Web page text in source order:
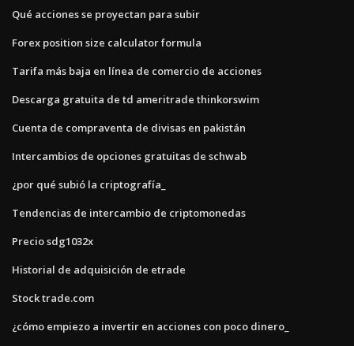
Qué acciones se proyectan para subir
Forex position size calculator formula
Tarifa más baja en línea de comercio de acciones
Descarga gratuita de td ameritrade thinkorswim
Cuenta de compraventa de divisas en pakistán
Intercambios de opciones gratuitas de schwab
¿por qué subió la criptografía_
Tendencias de intercambio de criptomonedas
Precio sdg1032x
Historial de adquisición de etrade
Stock trade.com
¿cómo empiezo a invertir en acciones con poco dinero_